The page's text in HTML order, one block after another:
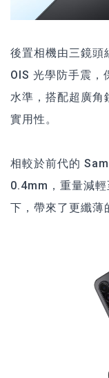
後置相機由三鏡頭
OIS 光學防手震，
水準，搭配超廣角
實用性。
相較於前代的
0.4mm，重量減
下，帶來了更纖薄